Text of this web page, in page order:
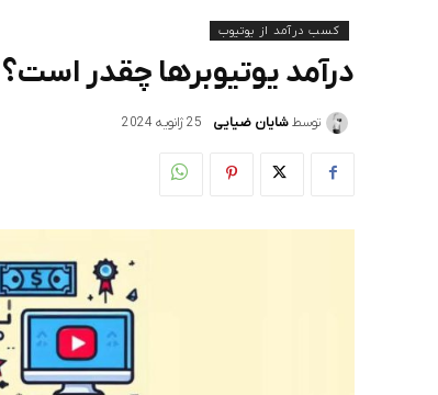
کسب درآمد از یوتیوب
درآمد یوتیوبرها چقدر است؟ –
توسطشایان ضیایی 25 ژانویه 2024